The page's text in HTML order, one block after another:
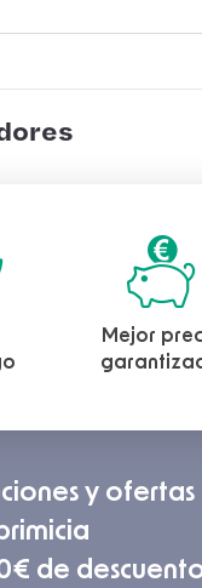
Mejor
y ofertas
de